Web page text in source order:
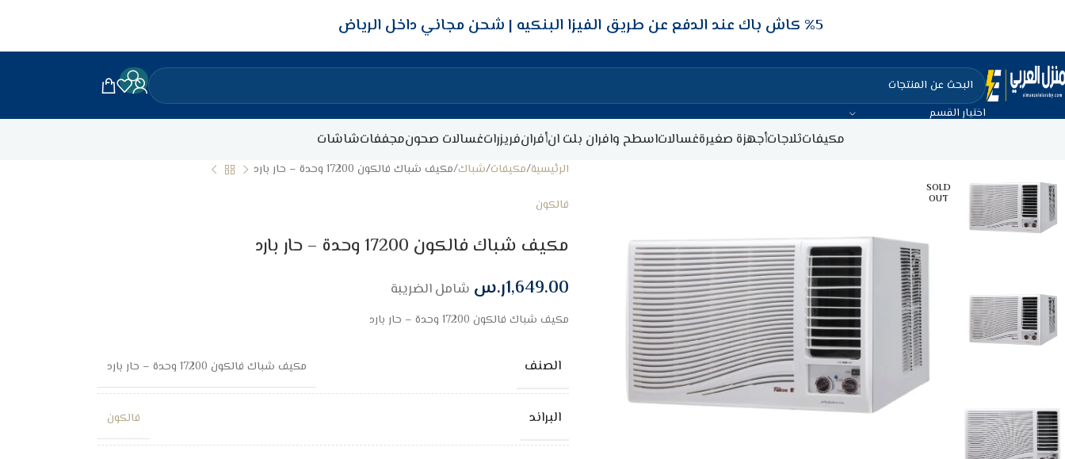
5‎% كاش باك عند الدفع عن طريق الفيزا البنكيه شحن مجاني داخل الرياض
اختيار القسم
مكيفاتثلاجاتأجهزة صغيرةغسالاتاسطح وافران بلت انأفرانفريزراتغسالات صحونمجففاتشاشات
SOLD
OUT
الرئيسية مكيفات شباك مكيف شباك فالكون 17200 وحدة – حار بارد
فالكون
مكيف شباك فالكون 17200 وحدة – حار بارد
1,649.00ر.س شامل الضريبة
مكيف شباك فالكون 17200 وحدة – حار بارد
الصنف مكيف شباك فالكون 17200 وحدة – حار بارد
البراند فالكون